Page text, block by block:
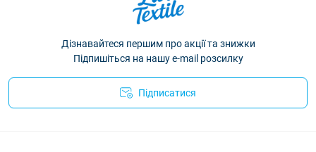
Дізнавайтеся першим про акції та знижки
Підпишіться на нашу e-mail розсилку
Підписатися